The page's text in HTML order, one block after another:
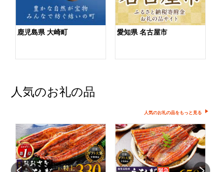
鹿児島県 大崎町 愛知県 名古屋市
人気のお礼の品
人気のお礼の品をもっと見る